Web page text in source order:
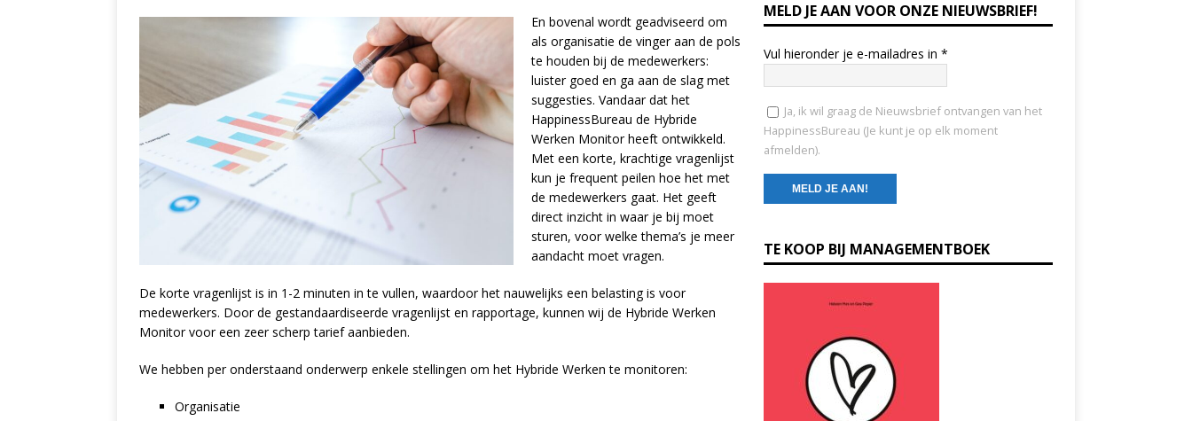
En bovenal wordt geadviseerd om
als organisatie de vinger aan de pols
te houden bij de medewerkers:
luister goed en ga aan de slag met
suggesties. Vandaar dat het
HappinessBureau de Hybride
Werken Monitor heeft ontwikkeld.
Met een korte, krachtige vragenlijst
kun je frequent peilen hoe het met
de medewerkers gaat. Het geeft
direct inzicht in waar je bij moet
sturen, voor welke thema’s je meer
aandacht moet vragen.
De korte vragenlijst is in 1-2 minuten in te vullen, waardoor het nauwelijks een belasting is voor
medewerkers. Door de gestandaardiseerde vragenlijst en rapportage, kunnen wij de Hybride Werken
Monitor voor een zeer scherp tarief aanbieden.
We hebben per onderstaand onderwerp enkele stellingen om het Hybride Werken te monitoren:
Organisatie
MELD JE AAN VOOR ONZE NIEUWSBRIEF!
Vul hieronder je e-mailadres in *
Ja, ik wil graag de Nieuwsbrief ontvangen van het
HappinessBureau (Je kunt je op elk moment
afmelden).
o
n
s
TE KOOP BIJ MANAGEMENTBOEK